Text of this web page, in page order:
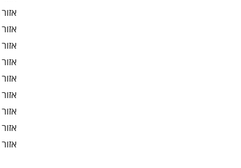
אזור
אזור
אזור
אזור
אזור
אזור
אזור
אזור
אזור